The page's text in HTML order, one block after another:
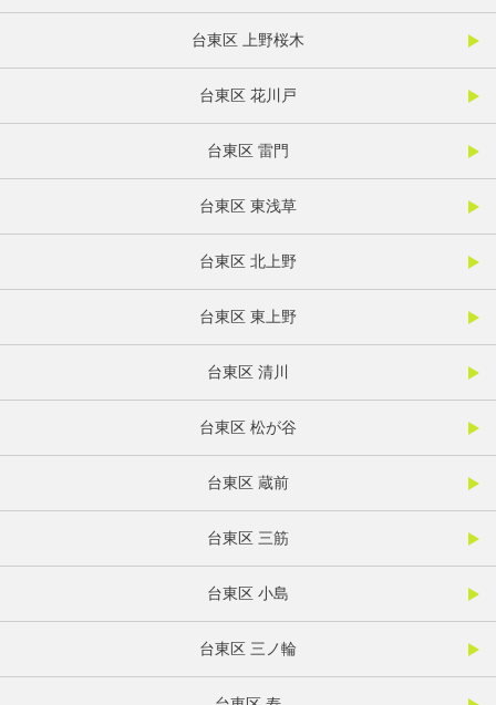
台東区 上野桜木
台東区 花川戸
台東区 雷門
台東区 東浅草
台東区 北上野
台東区 東上野
台東区 清川
台東区 松が谷
台東区 蔵前
台東区 三筋
台東区 小島
台東区 三ノ輪